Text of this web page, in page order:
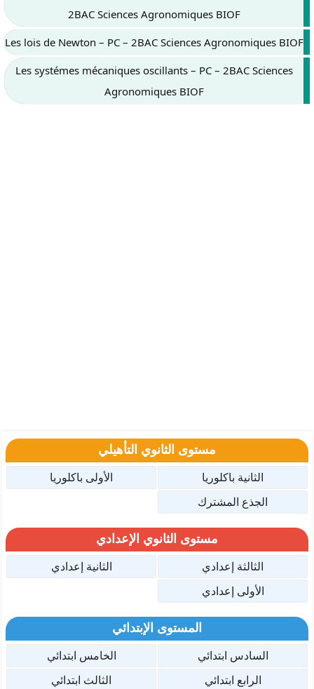
2BAC Sciences Agronomiques BIOF
Les lois de Newton – PC – 2BAC Sciences Agronomiques BIOF
Les systémes mécaniques oscillants – PC – 2BAC Sciences
Agronomiques BIOF
مستوى الثانوي التأهيلي
الثانية باكلوريا
الأولى باكلوريا
الجذع المشترك
مستوى الثانوي الإعدادي
الثالثة إعدادي
الثانية إعدادي
الأولى إعدادي
المستوى الإبتدائي
السادس ابتدائي
الخامس ابتدائي
الرابع ابتدائي
الثالث ابتدائي